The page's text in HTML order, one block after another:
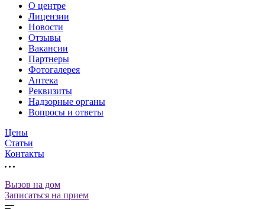
О центре
Лицензии
Новости
Отзывы
Вакансии
Партнеры
Фотогалерея
Аптека
Реквизиты
Надзорные органы
Вопросы и ответы
Цены
Статьи
Контакты
Вызов на дом
Записаться на прием